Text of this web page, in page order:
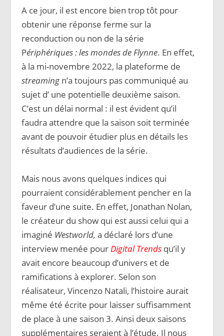
A ce jour, il est encore bien trop tôt pour
obtenir une réponse ferme sur la
reconduction ou non de la série
Périphériques : les mondes de Flynne. En effet,
à la mi-novembre 2022, la plateforme de
streamingn’a toujours pas communiqué au
sujet d’ une potentielle deuxième saison.
C’est un délai normal : il est évident qu’il
faudra attendre que la saison soit terminée
avant de pouvoir étudier plus en détails les
résultats d’audiences de la série.
Mais nous avons quelques indices qui
pourraient considérablement pencher en la
faveur d’une suite. En effet, Jonathan Nolan,
le créateur du show qui est aussi celui qui a
imaginé Westworld, a déclaré lors d’une
interview menée pour Digital Trendsqu’il y
avait encore beaucoup d’univers et de
ramifications à explorer. Selon son
réalisateur, Vincenzo Natali, l’histoire aurait
même été écrite pour laisser suffisamment
de place à une saison 3. Ainsi deux saisons
supplémentaires seraient à l’étude. Il nous